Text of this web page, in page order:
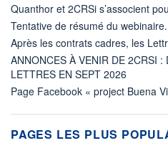
Quanthor et 2CRSi s’associent
Tentative de résumé du
Après les contrats cadres, les
ANNONCES À VENIR DE 2CRSI :
LETTRES EN SEPT 2026
Page Facebook « project Buena
PAGES LES PLUS